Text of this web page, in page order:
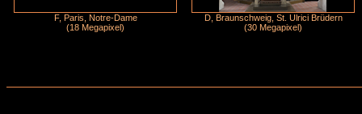
F, Paris, Notre-Dame
(18 Megapixel)
D, Braunschweig, St. Ulrici Brüdern
(30 Megapixel)